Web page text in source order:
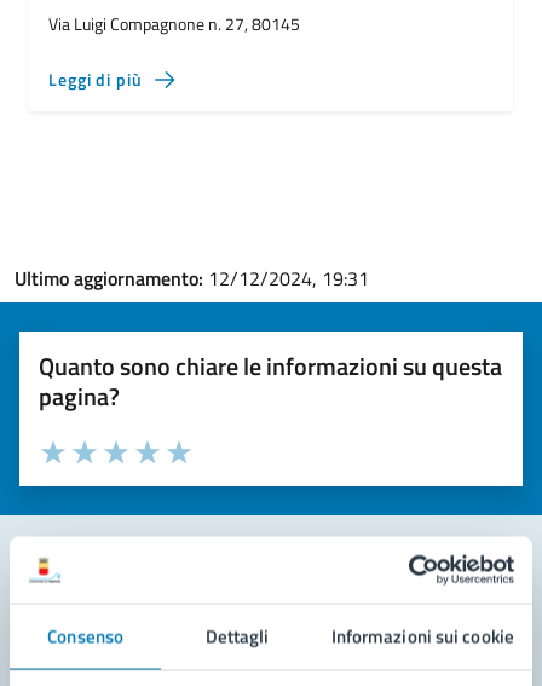
Consenso Dettagli Informazioni sui cookie
Via Luigi Compagnone n. 27, 80145
Leggi di più
Ultimo aggiornamento: 12/12/2024, 19:31
Quanto sono chiare le informazioni su questa
pagina?
Valuta la chiarezza delle informazioni (da 1 a 5 stelle)
Seleziona il numero di stelle per valutare la chiarezza delle
Valuta 5 stelle su 5
Valuta 4 stelle su 5
Valuta 3 stelle su 5
Valuta 2 stelle su 5
Valuta 1 stelle su 5
Leggi le domande frequenti